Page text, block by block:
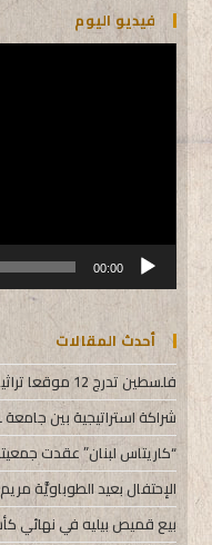
فيديو اليوم
مشغل
00:00
أحدث المقالات
فلسطين تدرج 12 موقعا تراثيا بقائمة اليونسكو التمهيدية
شراكة استراتيجية بين جامعة AUL وجمعية “بيروتيات”
“كاريتاس لبنان” عقدت
الإحتفال بعيد الطوباويَّة
بيع قميص بيليه في نهائي كأس